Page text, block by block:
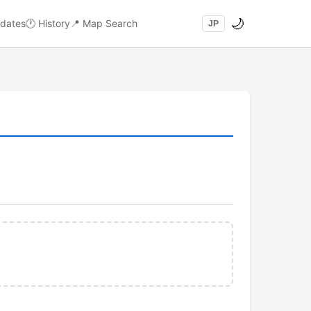
🕐 History 📍 Map Search JP 🌙